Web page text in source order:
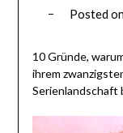
Posted
10 Gründe,
ihrem
Serienlandschaft